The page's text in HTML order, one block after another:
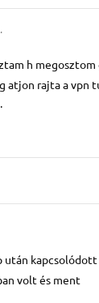
h megosztom
atjon rajta a vpn
után kapcsolódott
volt és ment